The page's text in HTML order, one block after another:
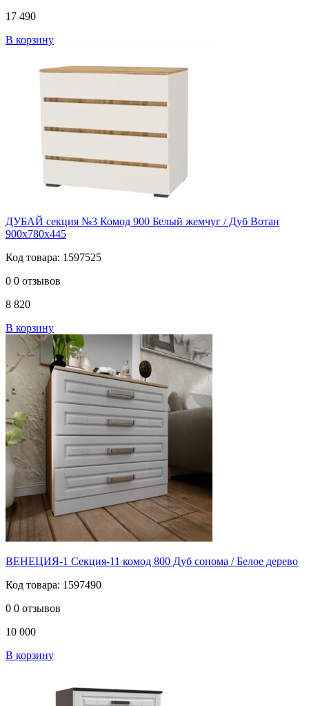
17 490
В корзину
ДУБАЙ секция №3 Комод 900 Белый жемчуг / Дуб Вотан
900х780х445
Код товара: 1597525
0 0 отзывов
8 820
В корзину
ВЕНЕЦИЯ-1 Секция-11 комод 800 Дуб сонома / Белое дерево
Код товара: 1597490
0 0 отзывов
10 000
В корзину